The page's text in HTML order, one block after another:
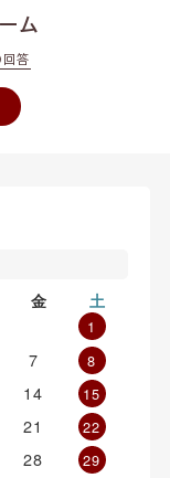
ム
答
金 土
1
7 8
14
15
21
22
28
29